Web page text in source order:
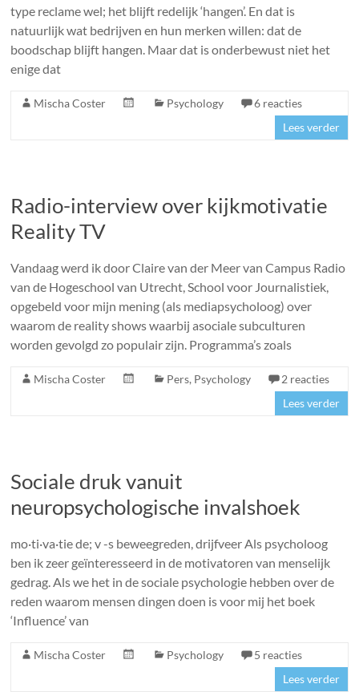
type reclame wel; het blijft redelijk ‘hangen’. En dat is
natuurlijk wat bedrijven en hun merken willen: dat de
boodschap blijft hangen. Maar dat is onderbewust niet het
enige dat
Mischa Coster Psychology
6 reacties
Lees verder
Radio-interview over kijkmotivatie
Reality TV
Vandaag werd ik door Claire van der Meer van Campus Radio
van de Hogeschool van Utrecht, School voor Journalistiek,
opgebeld voor mijn mening (als mediapsycholoog) over
waarom de reality shows waarbij asociale subculturen
worden gevolgd zo populair zijn. Programma’s zoals
Mischa Coster Pers, Psychology
2 reacties
Lees verder
Sociale druk vanuit
neuropsychologische invalshoek
mo·ti·va·tie de; v -s beweegreden, drijfveer Als psycholoog
ben ik zeer geïnteresseerd in de motivatoren van menselijk
gedrag. Als we het in de sociale psychologie hebben over de
reden waarom mensen dingen doen is voor mij het boek
‘Influence’ van
Mischa Coster Psychology
5 reacties
Lees verder